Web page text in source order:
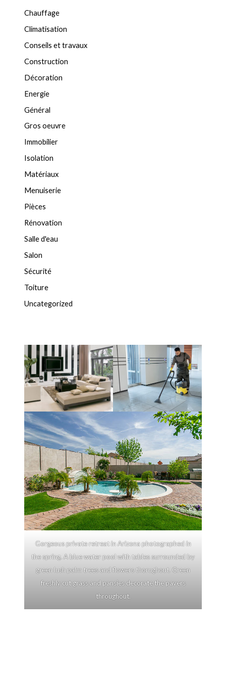
Chauffage
Climatisation
Conseils et travaux
Construction
Décoration
Energie
Général
Gros oeuvre
Immobilier
Isolation
Matériaux
Menuiserie
Pièces
Rénovation
Salle d'eau
Salon
Sécurité
Toiture
Uncategorized
Gorgeous private retreat in Arizona photographed in
the spring. A blue water pool with tables surrounded by
green lush palm trees and flowers thorughout. Green
freshly cut grass and pansies decorate the pavers
throughout.